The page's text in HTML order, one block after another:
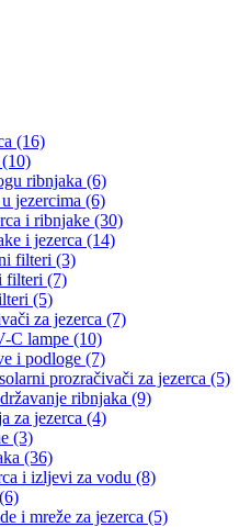
(16)
ribnjaka (6)
jezercima (6)
i ribnjake (30)
i jezerca (14)
filteri (3)
filteri (7)
(5)
za jezerca (7)
C lampe (10)
i podloge (7)
prozračivači za jezerca (5)
ribnjaka (9)
za jezerca (4)
(3)
(36)
i izljevi za vodu (8)
i mreže za jezerca (5)